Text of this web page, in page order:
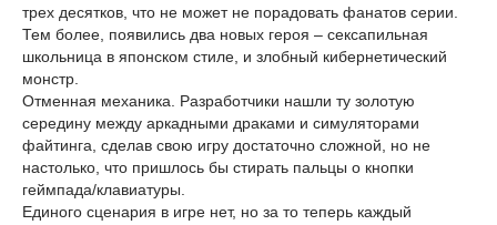
трех десятков, что не может не порадовать фанатов серии.
Тем более, появились два новых героя – сексапильная
школьница в японском стиле, и злобный кибернетический
монстр.
Отменная механика. Разработчики нашли ту золотую
середину между аркадными драками и симуляторами
файтинга, сделав свою игру достаточно сложной, но не
настолько, что пришлось бы стирать пальцы о кнопки
геймпада/клавиатуры.
Единого сценария в игре нет, но за то теперь каждый